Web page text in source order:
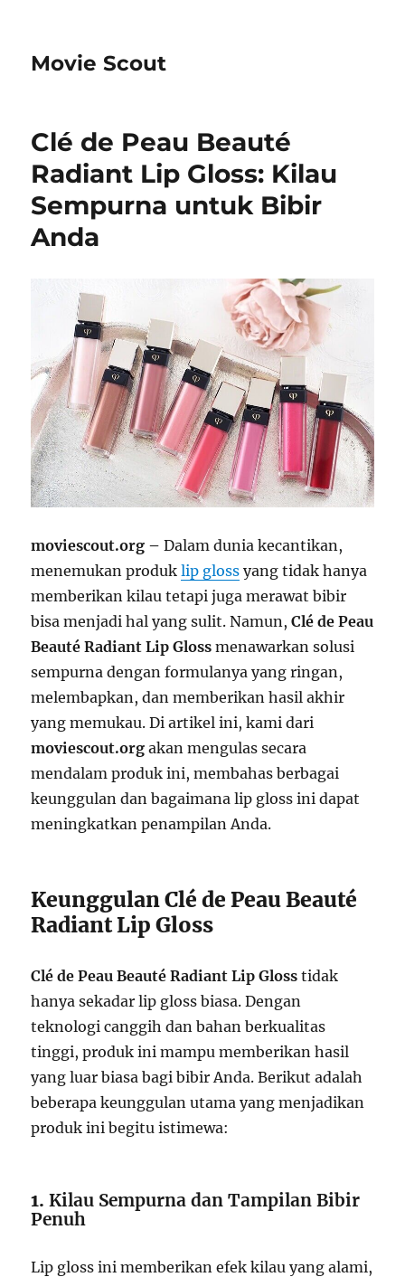
Movie Scout
Clé de Peau Beauté
Radiant Lip Gloss: Kilau
Sempurna untuk Bibir
Anda
moviescout.org –Dalam dunia kecantikan,
menemukan produklip gloss yang tidak hanya
memberikan kilau tetapi juga merawat bibir
bisa menjadi hal yang sulit. Namun,Clé de Peau
Beauté Radiant Lip Gloss menawarkan solusi
sempurna dengan formulanya yang ringan,
melembapkan, dan memberikan hasil akhir
yang memukau. Di artikel ini, kami dari
moviescout.org akan mengulas secara
mendalam produk ini, membahas berbagai
keunggulan dan bagaimana lip gloss ini dapat
meningkatkan penampilan Anda.
Keunggulan Clé de Peau Beauté
Radiant Lip Gloss
Clé de Peau Beauté Radiant Lip Gloss tidak
hanya sekadar lip gloss biasa. Dengan
teknologi canggih dan bahan berkualitas
tinggi, produk ini mampu memberikan hasil
yang luar biasa bagi bibir Anda. Berikut adalah
beberapa keunggulan utama yang menjadikan
produk ini begitu istimewa:
1.Kilau Sempurna dan Tampilan Bibir
Penuh
Lip gloss ini memberikan efek kilau yang alami,